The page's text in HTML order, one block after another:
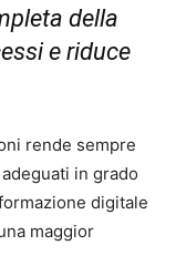
della
e riduce
rende sempre
in grado
digitale
maggior